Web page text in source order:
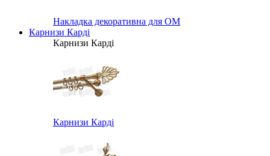
Накладка декоративна для ОМ
Карнизи Карді
Карнизи Карді
Карнизи Карді